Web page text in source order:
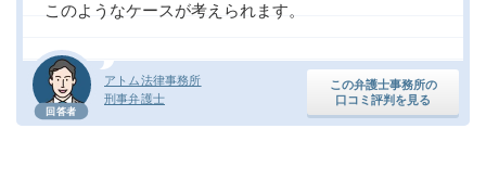
回答者
アトム法律事務所
刑事弁護士
この弁護士事務所の
口コミ評判を見る
このようなケースが考えられます。